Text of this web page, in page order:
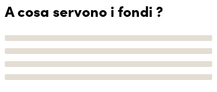
A cosa servono i fondi ?